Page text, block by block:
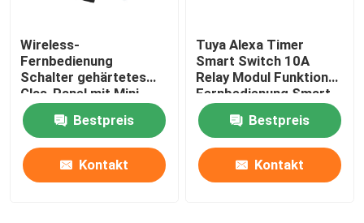
Videotürklingel Wifi
Drahtlose wasserdichte Türklingel
Intelligente WLAN-LED-Glühbirne
Wireless-
Fernbedienung
Schalter gehärtetes
Glas-Panel mit Mini-
Smart-Bremser
bestchoice für alte
Version Schaltung
Bestpreis
Kontakt
Tuya Alexa Timer
Smart Switch 10A
Relay Modul Funktion
Fernbedienung Smart
Switch Unterstützung
von Google Alexa
Sprachsteuerung
einfache Installation
Bestpreis
Kontakt